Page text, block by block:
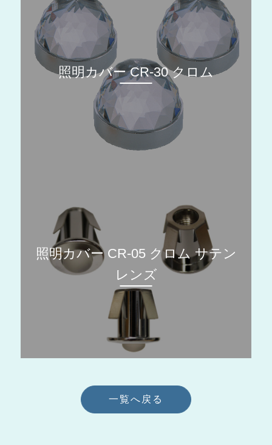
照明カバー CR-30 クロム
照明カバー CR-05 クロム サテン
レンズ
一覧へ戻る